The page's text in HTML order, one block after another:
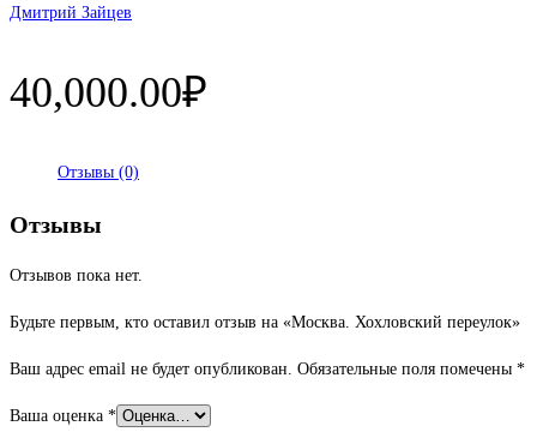
Хохловский
Дмитрий Зайцев
40,000.00₽
Отзывы (0)
Отзывы
Отзывов пока нет.
Будьте первым, кто оставил отзыв на «Москва. Хохловский переулок»
Ваш адрес email не будет опубликован. Обязательные поля помечены *
Ваша оценка *